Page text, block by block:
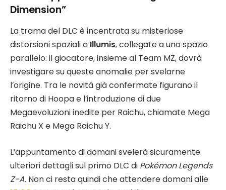
Dimension”
La trama del DLC è incentrata su misteriose
distorsioni spaziali a Illumis, collegate a uno spazio
parallelo: il giocatore, insieme al Team MZ, dovrà
investigare su queste anomalie per svelarne
l’origine. Tra le novità già confermate figurano il
ritorno di Hoopa e l’introduzione di due
Megaevoluzioni inedite per Raichu, chiamate Mega
Raichu X e Mega Raichu Y.
L’appuntamento di domani svelerà sicuramente
ulteriori dettagli sul primo DLC di Pokémon Legends
Z-A. Non ci resta quindi che attendere domani alle